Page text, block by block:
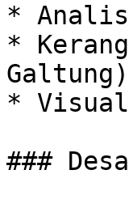
*
*
Galtung)
* Visual
###